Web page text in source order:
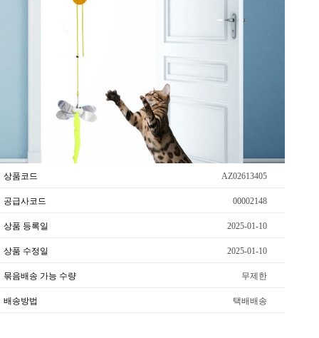
상품코드 AZ02613405
공급사코드 00002148
상품 등록일 2025-01-10
상품 수정일 2025-01-10
묶음배송 가능 수량 무제한
배송방법 택배배송